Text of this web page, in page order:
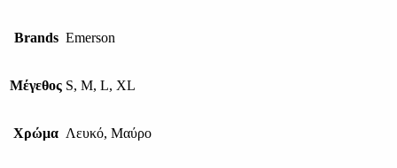
Brands Emerson
Μέγεθος S, M, L, XL
Χρώμα Λευκό, Μαύρο